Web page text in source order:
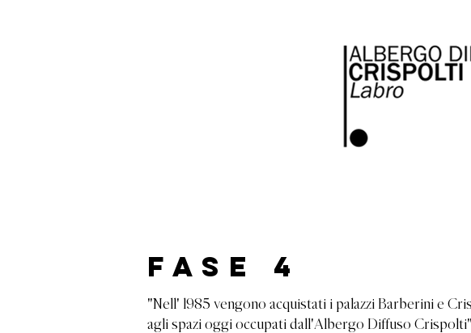
Fase 4
"Nell' 1985 vengono acquistati i palazzi Barberini e
agli spazi oggi occupati dall'Albergo Diffuso Crispolti"